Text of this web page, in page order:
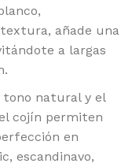
añade una
a largas
natural y el
cojín permiten
en
escandinavo,